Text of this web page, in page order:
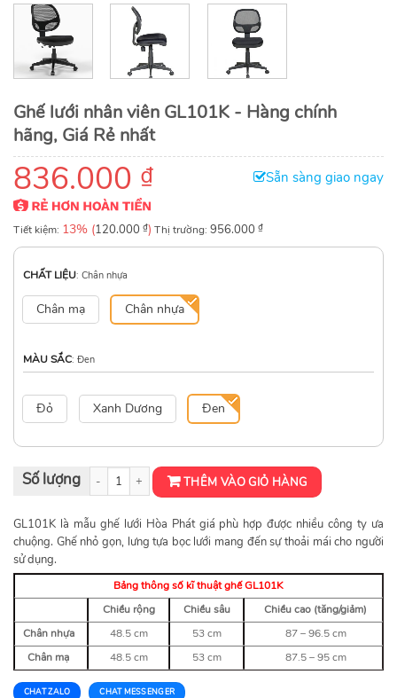
Ghế lưới nhân viên GL101K - Hàng chính
hãng, Giá Rẻ nhất
836.000 ₫ Sẵn sàng giao ngay
Tiết kiệm: 13% (120.000 ₫) Thị trường: 956.000 ₫
CHẤT LIỆU: Chân nhựa
Chân mạ Chân nhựa
MÀU SẮC: Đen
Đỏ Xanh Dương Đen
Ghế lưới nhân viên GL101K số lượngTHÊM VÀO GIỎ HÀNG
GL101K là mẫu ghế lưới Hòa Phát giá phù hợp được nhiều công ty ưa
chuộng. Ghế nhỏ gọn, lưng tựa bọc lưới mang đến sự thoải mái cho người
sử dụng.
Bảng thông số kĩ thuật ghế GL101K
Chiều rộng
Chiều sâu
Chiều cao (tăng/giảm)
Chân nhựa
48.5 cm 53 cm
87 – 96.5 cm
Chân mạ
48.5 cm 53 cm 87.5 – 95 cm
CHAT ZALO CHAT MESSENGER